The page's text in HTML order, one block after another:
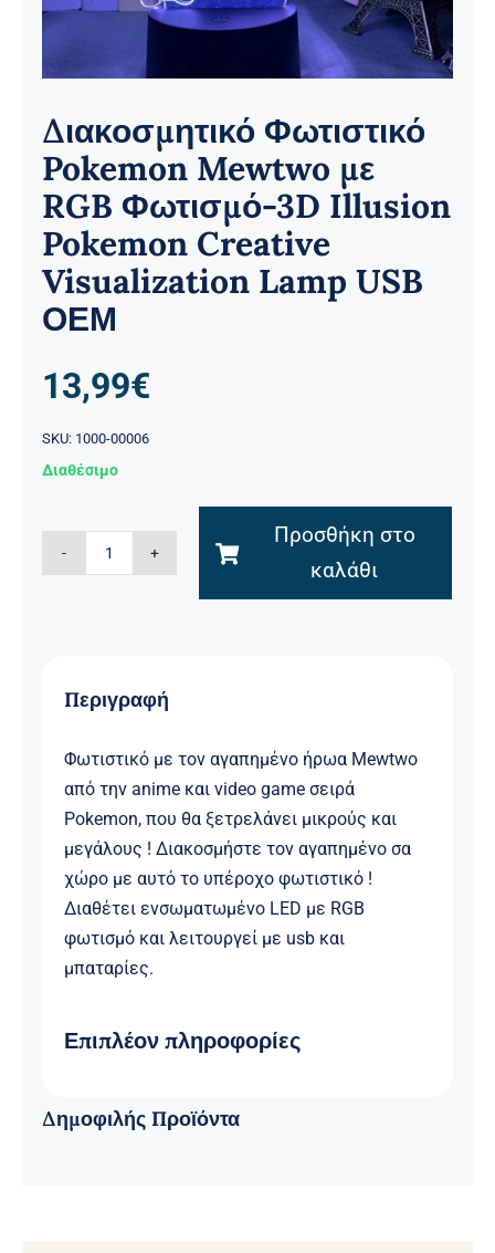
Διακοσμητικό Φωτιστικό
Pokemon Mewtwo με
RGB Φωτισμό-3D Illusion
Pokemon Creative
Visualization Lamp USB
ΟΕΜ
13,99€
SKU: 1000-00006
Διαθέσιμο
RGB
Φωτισμό-3D
Illusion
Pokemon
Visualization
Lamp
USB
ΟΕΜ
ποσότητα
Προσθήκη στο
καλάθι
Περιγραφή
Φωτιστικό με τον αγαπημένο ήρωα Mewtwo
από την anime και video game σειρά
Pokemon, που θα ξετρελάνει μικρούς και
μεγάλους ! Διακοσμήστε τον αγαπημένο σα
χώρο με αυτό το υπέροχο φωτιστικό !
Διαθέτει ενσωματωμένο LED με RGB
φωτισμό και λειτουργεί με usb και
μπαταρίες.
Επιπλέον πληροφορίες
Δημοφιλής Προϊόντα